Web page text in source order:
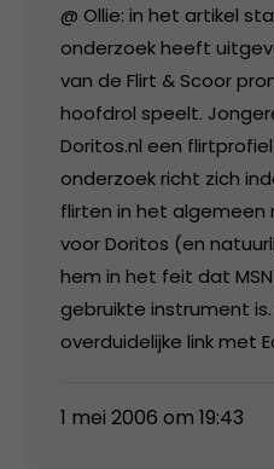
@ Ollie: in het artikel
onderzoek heeft
van de Flirt & Scoor
hoofdrol speelt.
Doritos.nl een
onderzoek richt zich
flirten in het
voor Doritos (en
hem in het feit dat
gebruikte instrument
overduidelijke link met
1 mei 2006 om 19:43